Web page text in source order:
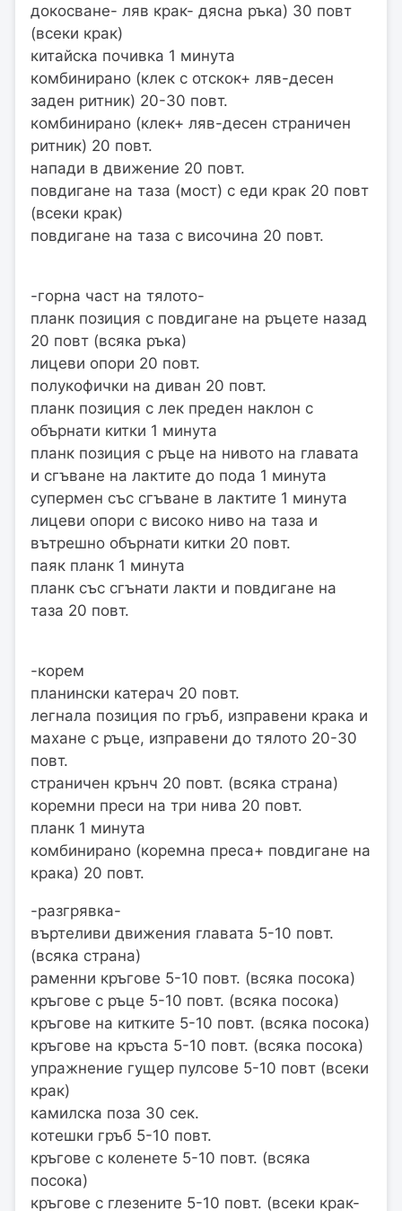
докосване- ляв крак- дясна ръка) 30 повт
(всеки крак)
китайска почивка 1 минута
комбинирано (клек с отскок+ ляв-десен
заден ритник) 20-30 повт.
комбинирано (клек+ ляв-десен страничен
ритник) 20 повт.
напади в движение 20 повт.
повдигане на таза (мост) с еди крак 20 повт
(всеки крак)
повдигане на таза с височина 20 повт.
-горна част на тялото-
планк позиция с повдигане на ръцете назад
20 повт (всяка ръка)
лицеви опори 20 повт.
полукофички на диван 20 повт.
планк позиция с лек преден наклон с
обърнати китки 1 минута
планк позиция с ръце на нивото на главата
и сгъване на лактите до пода 1 минута
супермен със сгъване в лактите 1 минута
лицеви опори с високо ниво на таза и
вътрешно обърнати китки 20 повт.
паяк планк 1 минута
планк със сгънати лакти и повдигане на
таза 20 повт.
-корем
планински катерач 20 повт.
легнала позиция по гръб, изправени крака и
махане с ръце, изправени до тялото 20-30
повт.
страничен крънч 20 повт. (всяка страна)
коремни преси на три нива 20 повт.
планк 1 минута
комбинирано (коремна преса+ повдигане на
крака) 20 повт.
-разгрявка-
въртеливи движения главата 5-10 повт.
(всяка страна)
раменни кръгове 5-10 повт. (всяка посока)
кръгове с ръце 5-10 повт. (всяка посока)
кръгове на китките 5-10 повт. (всяка посока)
кръгове на кръста 5-10 повт. (всяка посока)
упражнение гущер пулсове 5-10 повт (всеки
крак)
камилска поза 30 сек.
котешки гръб 5-10 повт.
кръгове с коленете 5-10 повт. (всяка
посока)
кръгове с глезените 5-10 повт. (всеки крак-